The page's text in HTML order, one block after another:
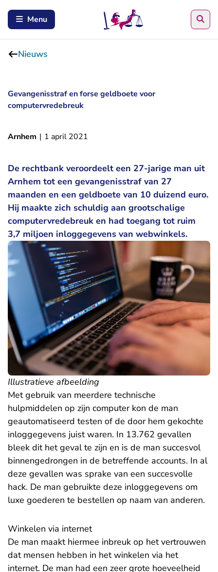
Menu
Nieuws
Gevangenisstraf en forse geldboete voor
computervredebreuk
Arnhem | 1 april 2021
De rechtbank veroordeelt een 27-jarige man uit
Arnhem tot een gevangenisstraf van 27
maanden en een geldboete van 10 duizend euro.
Hij maakte zich schuldig aan grootschalige
computervredebreuk en had toegang tot ruim
3,7 miljoen inloggegevens van webwinkels.
Illustratieve afbeelding
Met gebruik van meerdere technische
hulpmiddelen op zijn computer kon de man
geautomatiseerd testen of de door hem gekochte
inloggegevens juist waren. In 13.762 gevallen
bleek dit het geval te zijn en is de man succesvol
binnengedrongen in de betreffende accounts. In al
deze gevallen was sprake van een succesvolle
hack. De man gebruikte deze inloggegevens om
luxe goederen te bestellen op naam van anderen.
Winkelen via internet
De man maakt hiermee inbreuk op het vertrouwen
dat mensen hebben in het winkelen via het
internet. De man had een zeer grote hoeveelheid